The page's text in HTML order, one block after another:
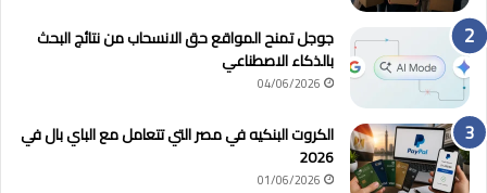
جوجل تمنح المواقع حق الانسحاب من نتائج البحث
بالذكاء الاصطناعي
04/06/2026
الكروت البنكيه في مصر التي تتعامل مع الباي بال في
2026
01/06/2026